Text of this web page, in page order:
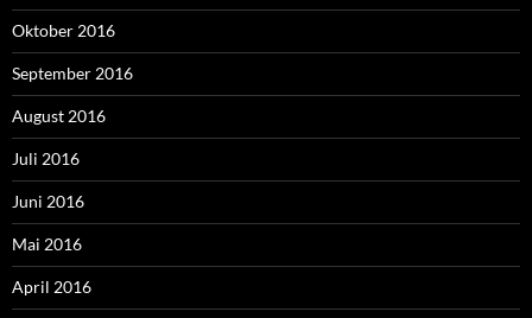
Oktober 2016
September 2016
August 2016
Juli 2016
Juni 2016
Mai 2016
April 2016